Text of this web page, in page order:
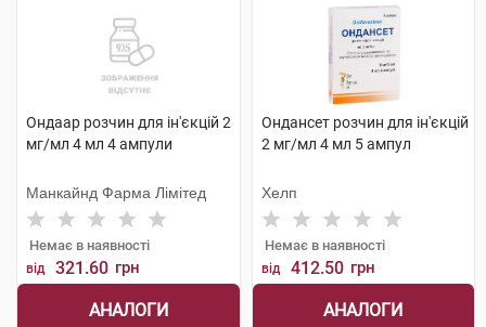
Ондаар розчин для ін'єкцій 2
мг/мл 4 мл 4 ампули
Манкайнд Фарма Лімітед
Немає в наявності
від 321.60 грн
АНАЛОГИ
Ондансет розчин для ін'єкцій
2 мг/мл 4 мл 5 ампул
Хелп
Немає в наявності
від 412.50 грн
АНАЛОГИ